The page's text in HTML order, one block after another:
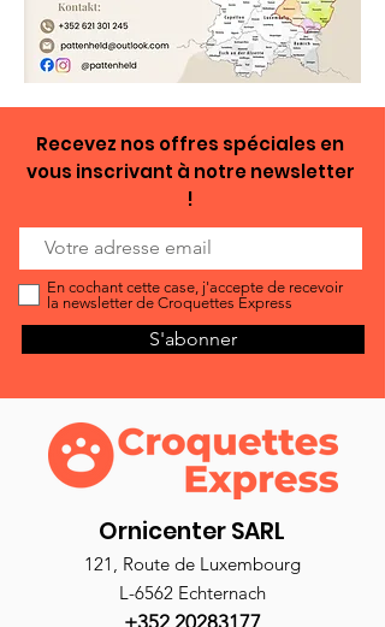
Recevez nos offres spéciales en
vous inscrivant à notre newsletter
!
En cochant cette case, j'accepte de recevoir
la newsletter de Croquettes Express
S'abonner
Ornicenter SARL
121, Route de Luxembourg
L-6562 Echternach
+352 20283177